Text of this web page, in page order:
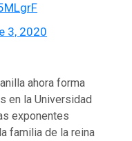
3, 2020
ahora forma
en la Universidad
exponentes
familia de la reina